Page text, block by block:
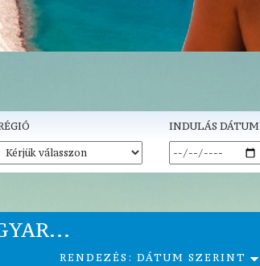
INDULÁS DÁTUM
RENDEZÉS: DÁTUM SZERINT